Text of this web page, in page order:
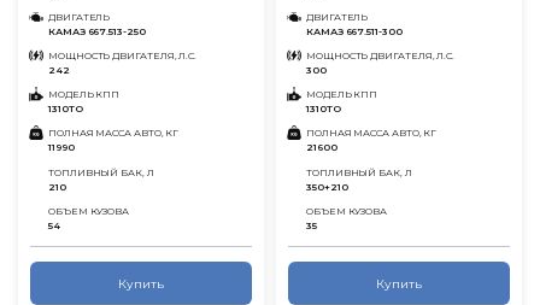
ДВИГАТЕЛЬ
КАМАЗ 667.513-250
МОЩНОСТЬ ДВИГАТЕЛЯ, Л.С.
242
МОДЕЛЬ КПП
1310ТО
ПОЛНАЯ МАССА АВТО, КГ
11990
ТОПЛИВНЫЙ БАК, Л
210
ОБЪЕМ КУЗОВА
54
Купить
ДВИГАТЕЛЬ
КАМАЗ 667.511-300
МОЩНОСТЬ ДВИГАТЕЛЯ, Л.С.
300
МОДЕЛЬ КПП
1310ТО
ПОЛНАЯ МАССА АВТО, КГ
21600
ТОПЛИВНЫЙ БАК, Л
350+210
ОБЪЕМ КУЗОВА
35
Купить